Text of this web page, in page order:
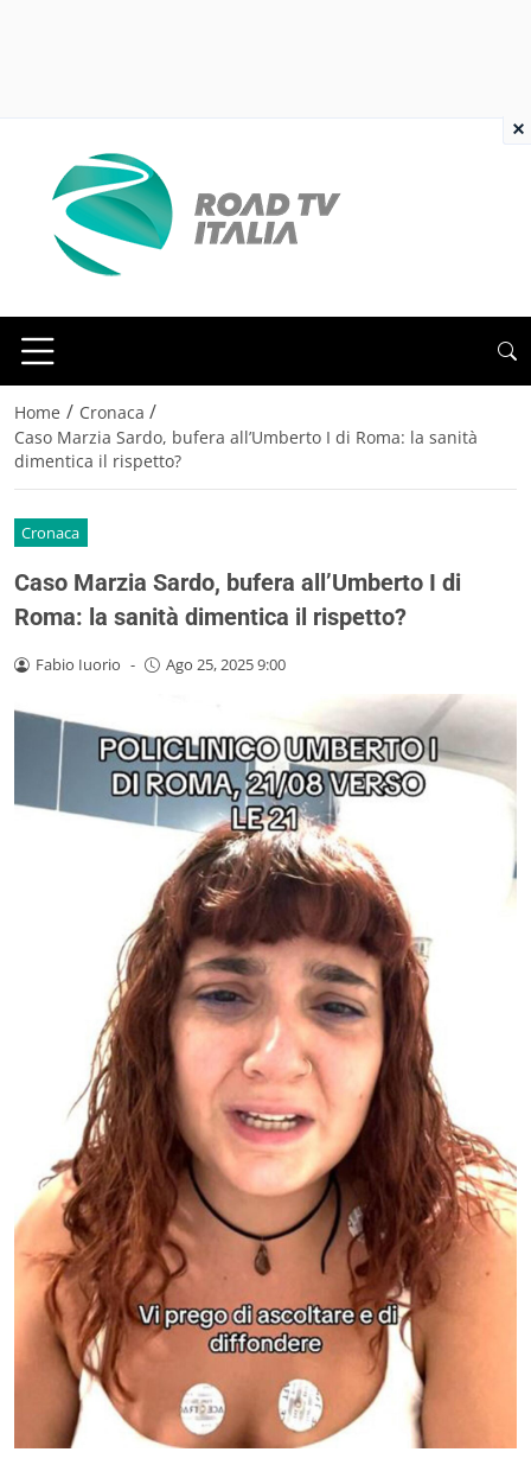
Home / Cronaca /
Caso Marzia Sardo, bufera all’Umberto I di Roma: la sanità
dimentica il rispetto?
Cronaca
Caso Marzia Sardo, bufera all’Umberto I di
Roma: la sanità dimentica il rispetto?
Fabio Iuorio - Ago 25, 2025 9:00
×